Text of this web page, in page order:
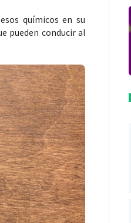
químicos en su
pueden conducir al